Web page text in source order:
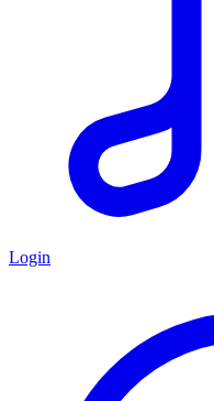
Login